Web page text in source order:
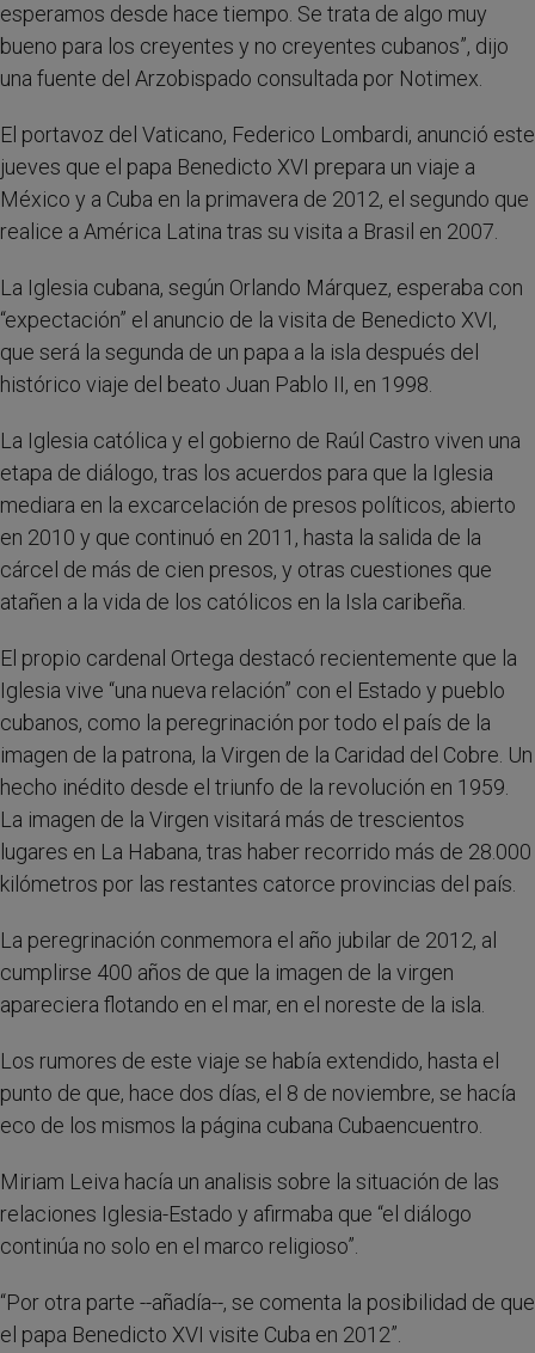
esperamos desde hace tiempo. Se trata de algo muy
bueno para los creyentes y no creyentes cubanos”, dijo
una fuente del Arzobispado consultada por Notimex.
El portavoz del Vaticano, Federico Lombardi, anunció este
jueves que el papa Benedicto XVI prepara un viaje a
México y a Cuba en la primavera de 2012, el segundo que
realice a América Latina tras su visita a Brasil en 2007.
La Iglesia cubana, según Orlando Márquez, esperaba con
“expectación” el anuncio de la visita de Benedicto XVI,
que será la segunda de un papa a la isla después del
histórico viaje del beato Juan Pablo II, en 1998.
La Iglesia católica y el gobierno de Raúl Castro viven una
etapa de diálogo, tras los acuerdos para que la Iglesia
mediara en la excarcelación de presos políticos, abierto
en 2010 y que continuó en 2011, hasta la salida de la
cárcel de más de cien presos, y otras cuestiones que
atañen a la vida de los católicos en la Isla caribeña.
El propio cardenal Ortega destacó recientemente que la
Iglesia vive “una nueva relación” con el Estado y pueblo
cubanos, como la peregrinación por todo el país de la
imagen de la patrona, la Virgen de la Caridad del Cobre. Un
hecho inédito desde el triunfo de la revolución en 1959.
La imagen de la Virgen visitará más de trescientos
lugares en La Habana, tras haber recorrido más de 28.000
kilómetros por las restantes catorce provincias del país.
La peregrinación conmemora el año jubilar de 2012, al
cumplirse 400 años de que la imagen de la virgen
apareciera flotando en el mar, en el noreste de la isla.
Los rumores de este viaje se había extendido, hasta el
punto de que, hace dos días, el 8 de noviembre, se hacía
eco de los mismos la página cubana Cubaencuentro.
Miriam Leiva hacía un analisis sobre la situación de las
relaciones Iglesia-Estado y afirmaba que “el diálogo
continúa no solo en el marco religioso”.
“Por otra parte --añadía--, se comenta la posibilidad de que
el papa Benedicto XVI visite Cuba en 2012”.